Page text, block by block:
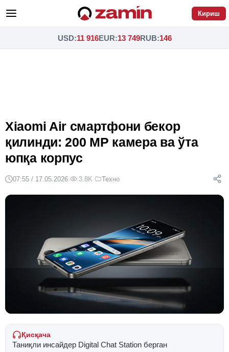
Кириш
USD:11 916EUR:13 749RUB:146
Xiaomi Air смартфони бекор
қилинди: 200 MP камера ва ўта
юпқа корпус
07:55 / 17.05.2026· 3.8K· Техно
Қисқача
Таниқли инсайдер Digital Chat Station берган